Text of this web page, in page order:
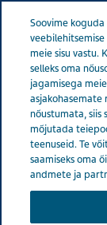
need
Soovime
meie sisu vastu.
selleks oma
jagamisega
nõustumata, siis
mõjutada
teenuseid. Te
saamiseks oma
andmete ja